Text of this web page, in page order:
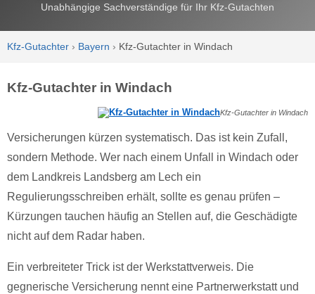
Unabhängige Sachverständige für Ihr Kfz-Gutachten
Kfz-Gutachter › Bayern › Kfz-Gutachter in Windach
Kfz-Gutachter in Windach
Kfz-Gutachter in Windach
Versicherungen kürzen systematisch. Das ist kein Zufall,
sondern Methode. Wer nach einem Unfall in Windach oder
dem Landkreis Landsberg am Lech ein
Regulierungsschreiben erhält, sollte es genau prüfen –
Kürzungen tauchen häufig an Stellen auf, die Geschädigte
nicht auf dem Radar haben.
Ein verbreiteter Trick ist der Werkstattverweis. Die
gegnerische Versicherung nennt eine Partnerwerkstatt und